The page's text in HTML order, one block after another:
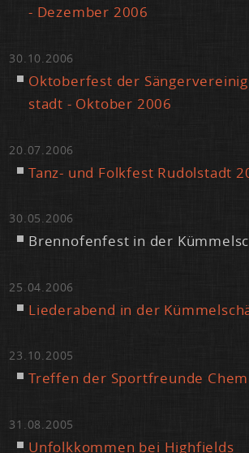
- De­zem­ber 2006
30.10.2006
Ok­to­ber­fest der
stadt - Ok­to­ber 2006
20.07.2006
Tanz- und Folk­fest Ru­dol­stadt
30.05.2006
Brenn­ofen­fest in der
25.04.2006
Lie­der­abend in der
23.10.2005
Tref­fen der Sport­freun­de
31.08.2005
Un­folk­kom­men bei High­fiel­ds